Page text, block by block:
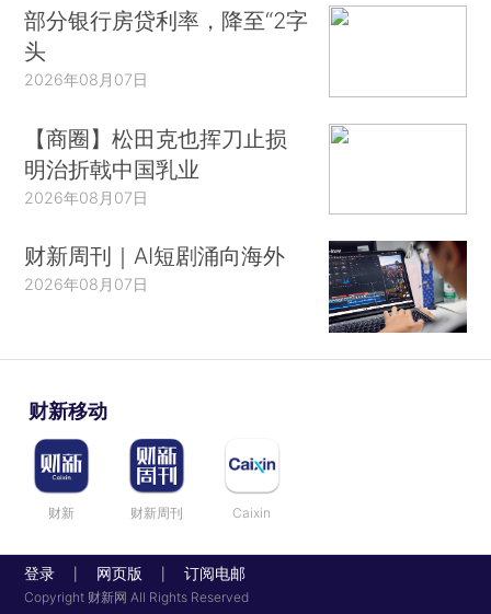
部分银行房贷利率，降至“2字
头
2026年08月07日
【商圈】松田克也挥刀止损
明治折戟中国乳业
2026年08月07日
财新周刊｜AI短剧涌向海外
2026年08月07日
财新移动
财新 财新周刊 Caixin
登录 网页版 订阅电邮
Copyright 财新网 All Rights Reserved